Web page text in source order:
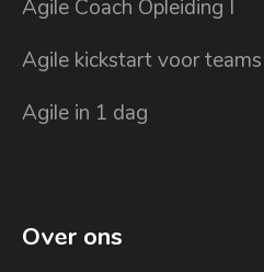
Agile Coach Opleiding I
Agile kickstart voor teams
Agile in 1 dag
Over ons